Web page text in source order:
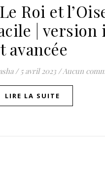
Roi et
|
avancée
/ 5 avril 2023 /Aucun
LIRE LA SUITE